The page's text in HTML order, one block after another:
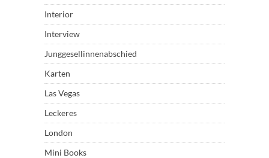
Interior
Interview
Junggesellinnenabschied
Karten
Las Vegas
Leckeres
London
Mini Books